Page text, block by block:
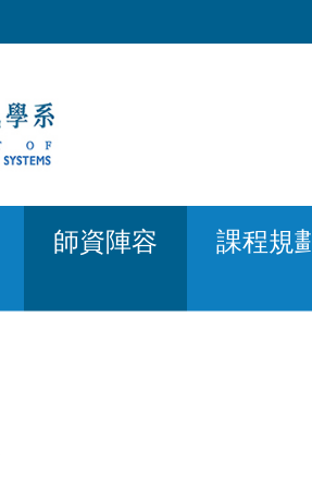
師資陣容 課程規